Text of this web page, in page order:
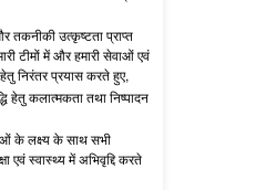
उत्कृष्टता प्राप्त
टीमों में और हमारी सेवाओं एवं
निरंतर प्रयास करते हुए,
हेतु कलात्मकता तथा निष्पादन
के लक्ष्य के साथ सभी
एवं स्वास्थ्य में अभिवृद्दि करते